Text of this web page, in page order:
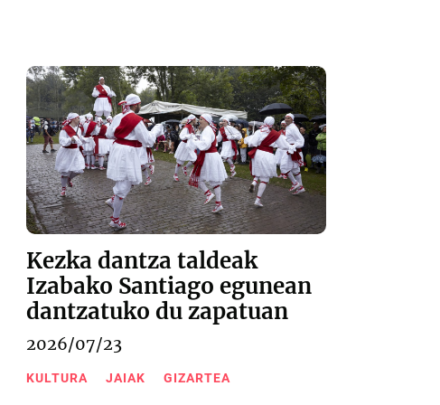
Kezka dantza taldeak
Izabako Santiago egunean
dantzatuko du zapatuan
2026/07/23
KULTURA JAIAK GIZARTEA